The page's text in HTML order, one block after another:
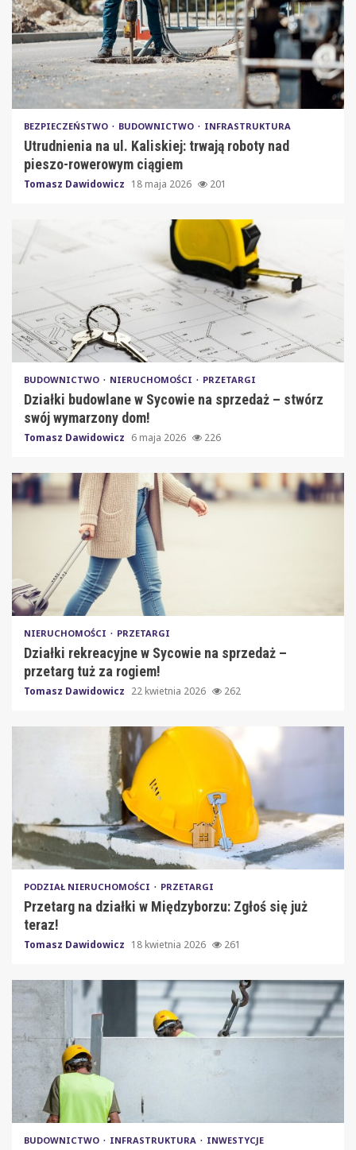
BEZPIECZEŃSTWO BUDOWNICTWO INFRASTRUKTURA
Utrudnienia na ul. Kaliskiej: trwają roboty nad
pieszo-rowerowym ciągiem
Tomasz Dawidowicz 18 maja 2026 201
BUDOWNICTWO NIERUCHOMOŚCI PRZETARGI
Działki budowlane w Sycowie na sprzedaż – stwórz
swój wymarzony dom!
Tomasz Dawidowicz 6 maja 2026 226
NIERUCHOMOŚCI PRZETARGI
Działki rekreacyjne w Sycowie na sprzedaż –
przetarg tuż za rogiem!
Tomasz Dawidowicz 22 kwietnia 2026 262
PODZIAŁ NIERUCHOMOŚCI PRZETARGI
Przetarg na działki w Międzyborzu: Zgłoś się już
teraz!
Tomasz Dawidowicz 18 kwietnia 2026 261
BUDOWNICTWO INFRASTRUKTURA INWESTYCJE